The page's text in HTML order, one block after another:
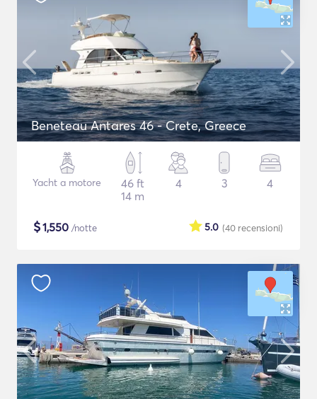
Beneteau Antares 46 - Crete, Greece
Yacht a motore
46 ft
14 m
4 3 4
$1,550 /notte (40 recensioni)
5.0